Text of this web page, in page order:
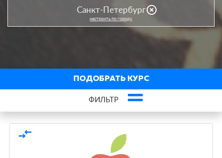
Санкт-Петербургhighlight_off
настроить по городу
compare_arrows
ПОДОБРАТЬ КУРС
ФИЛЬТР
×